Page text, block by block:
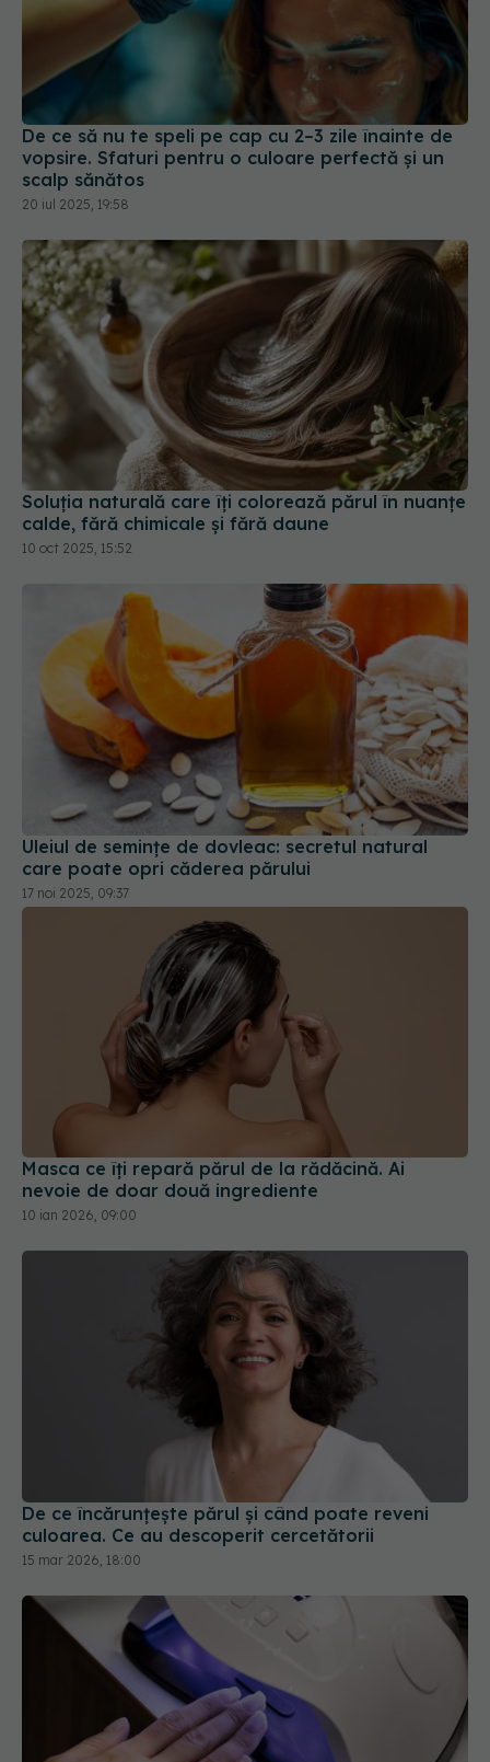
De ce să nu te speli pe cap cu 2–3 zile înainte de
vopsire. Sfaturi pentru o culoare perfectă și un
scalp sănătos
20 iul 2025, 19:58
Soluția naturală care îți colorează părul în nuanțe
calde, fără chimicale și fără daune
10 oct 2025, 15:52
Uleiul de semințe de dovleac: secretul natural
care poate opri căderea părului
17 noi 2025, 09:37
Masca ce îți repară părul de la rădăcină. Ai
nevoie de doar două ingrediente
10 ian 2026, 09:00
De ce încărunțește părul și când poate reveni
culoarea. Ce au descoperit cercetătorii
15 mar 2026, 18:00